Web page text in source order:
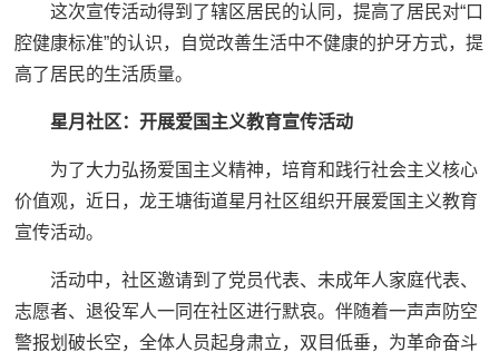
这次宣传活动得到了辖区居民的认同，提高了居民对“口
腔健康标准”的认识，自觉改善生活中不健康的护牙方式，提
高了居民的生活质量。
星月社区：开展爱国主义教育宣传活动
为了大力弘扬爱国主义精神，培育和践行社会主义核心
价值观，近日，龙王塘街道星月社区组织开展爱国主义教育
宣传活动。
活动中，社区邀请到了党员代表、未成年人家庭代表、
志愿者、退役军人一同在社区进行默哀。伴随着一声声防空
警报划破长空，全体人员起身肃立，双目低垂，为革命奋斗